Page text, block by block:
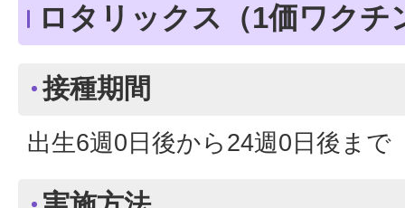
ロタリックス（1価ワクチ
接種期間
出生6週0日後から24週0日後まで